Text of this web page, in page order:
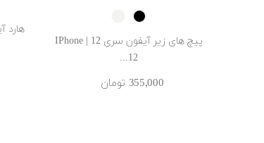
Black
پیچ های زیر آیفون سری 12 | IPhone
12...
355٬000 ‎تومان
هارد آیفون